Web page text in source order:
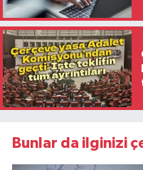
Bunlar da ilginizi